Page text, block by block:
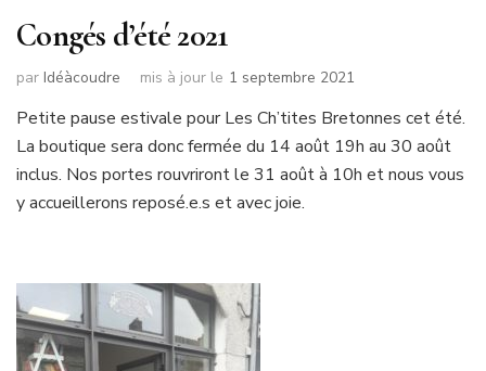
Congés d’été 2021
par Idéàcoudre mis à jour le 1 septembre 2021
Petite pause estivale pour Les Ch’tites Bretonnes cet été.
La boutique sera donc fermée du 14 août 19h au 30 août
inclus. Nos portes rouvriront le 31 août à 10h et nous vous
y accueillerons reposé.e.s et avec joie.